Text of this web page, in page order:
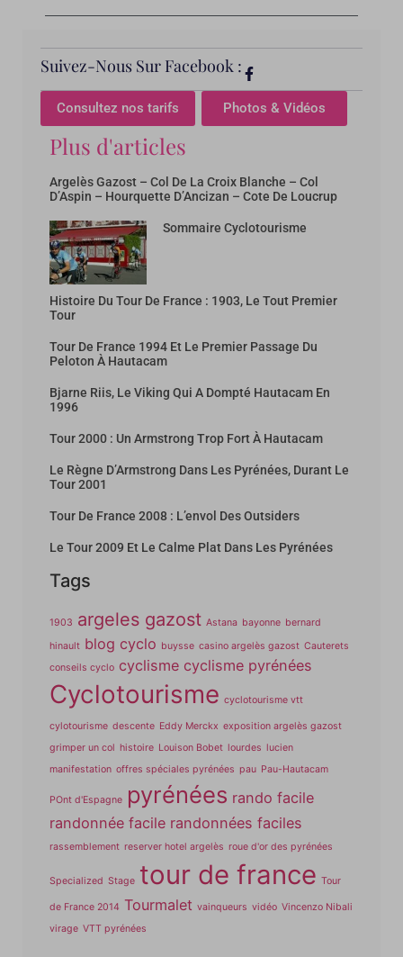
Suivez-Nous Sur Facebook :
Consultez nos tarifs Photos & Vidéos
Plus d'articles
Argelès Gazost – Col De La Croix Blanche – Col
D’Aspin – Hourquette D’Ancizan – Cote De Loucrup
Sommaire Cyclotourisme
Histoire Du Tour De France : 1903, Le Tout Premier
Tour
Tour De France 1994 Et Le Premier Passage Du
Peloton À Hautacam
Bjarne Riis, Le Viking Qui A Dompté Hautacam En
1996
Tour 2000 : Un Armstrong Trop Fort À Hautacam
Le Règne D’Armstrong Dans Les Pyrénées, Durant Le
Tour 2001
Tour De France 2008 : L’envol Des Outsiders
Le Tour 2009 Et Le Calme Plat Dans Les Pyrénées
Tags
1903 argeles gazost Astana bayonne bernard
hinault blog cyclo buysse casino argelès gazost Cauterets
conseils cyclo cyclisme cyclisme pyrénées
Cyclotourisme cyclotourisme vtt
cylotourisme descente Eddy Merckx exposition argelès gazost
grimper un col histoire Louison Bobet lourdes lucien
manifestation offres spéciales pyrénées pau Pau-Hautacam
POnt d'Espagne pyrénées rando facile
randonnée facile randonnées faciles
rassemblement reserver hotel argelès roue d'or des pyrénées
Specialized Stage tour de france Tour
de France 2014 Tourmalet vainqueurs vidéo Vincenzo Nibali
virage VTT pyrénées